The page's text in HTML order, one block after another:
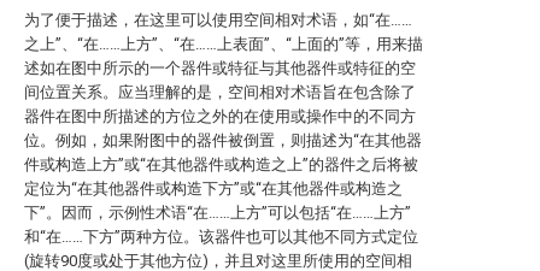
为了便于描述，在这里可以使用空间相对术语，如“在……
之上”、“在……上方”、“在……上表面”、“上面的”等，用来描
述如在图中所示的一个器件或特征与其他器件或特征的空
间位置关系。应当理解的是，空间相对术语旨在包含除了
器件在图中所描述的方位之外的在使用或操作中的不同方
位。例如，如果附图中的器件被倒置，则描述为“在其他器
件或构造上方”或“在其他器件或构造之上”的器件之后将被
定位为“在其他器件或构造下方”或“在其他器件或构造之
下”。因而，示例性术语“在……上方”可以包括“在……上方”
和“在……下方”两种方位。该器件也可以其他不同方式定位
(旋转90度或处于其他方位)，并且对这里所使用的空间相